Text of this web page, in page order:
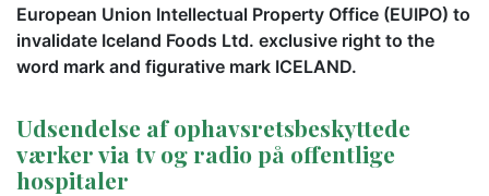
European Union Intellectual Property Office (EUIPO) to
invalidate Iceland Foods Ltd. exclusive right to the
word mark and figurative mark ICELAND.
Udsendelse af ophavsretsbeskyttede
værker via tv og radio på offentlige
hospitaler